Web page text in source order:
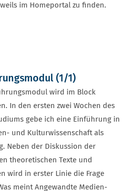
im Homeportal zu finden.
(1/1)
wird im Block
In den ersten zwei Wochen des
gebe ich eine Einführung in
und Kulturwissenschaft als
Neben der Diskussion der
theoretischen Texte und
wird in erster Linie die Frage
meint Angewandte Medien-